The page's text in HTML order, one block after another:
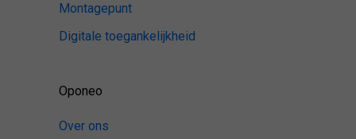
Montagepunt
Digitale toegankelijkheid
Oponeo
Over ons